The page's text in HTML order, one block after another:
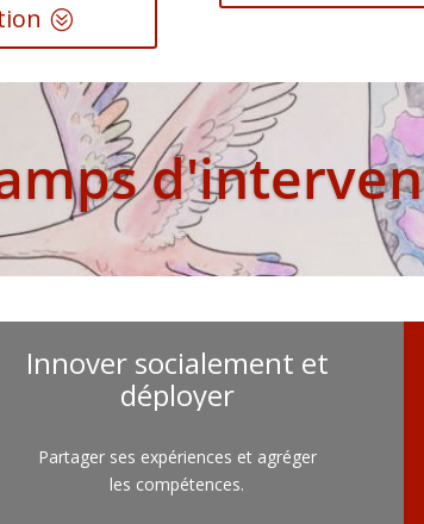
Innover socialement et
déployer
Partager ses expériences et agréger
les compétences.